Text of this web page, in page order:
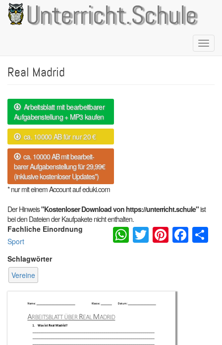
Direkt
zum
Inhalt
Unterricht.Schule
Real Madrid
Arbeitsblatt mit bearbeitbarer
Aufgabenstellung + MP3 kaufen
ca. 10000 AB für nur 20 €
ca. 10000 AB mit bearbeit-
barer Aufgabenstellung für 29,99€
(inklusive kostenloser Updates*)
* nur mit einem Account auf eduki.com
Der Hinweis"Kostenloser Download von https://unterricht.schule"ist
bei den Dateien der Kaufpakete nicht enthalten.
Fachliche Einordnung
Sport
Schlagwörter
Vereine
WhatsApp
Twitter